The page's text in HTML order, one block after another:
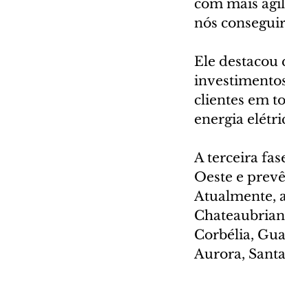
com mais
nós
Ele destacou
clientes em
energia
A terceira
Oeste e
Atualmente,
Corbélia,
Aurora,